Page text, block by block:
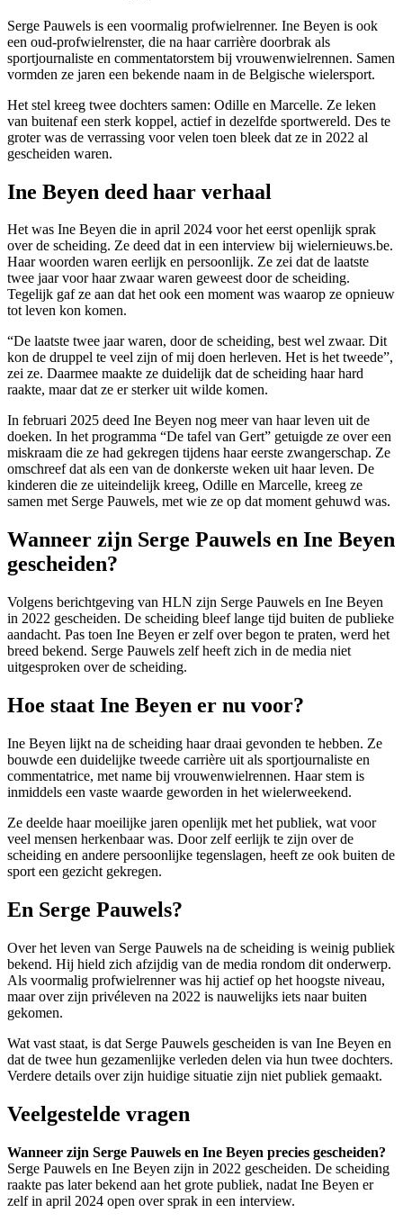
Serge Pauwels is een voormalig profwielrenner. Ine Beyen is ook
een oud-profwielrenster, die na haar carrière doorbrak als
sportjournaliste en commentatorstem bij vrouwenwielrennen. Samen
vormden ze jaren een bekende naam in de Belgische wielersport.
Het stel kreeg twee dochters samen: Odille en Marcelle. Ze leken
van buitenaf een sterk koppel, actief in dezelfde sportwereld. Des te
groter was de verrassing voor velen toen bleek dat ze in 2022 al
gescheiden waren.
Ine Beyen deed haar verhaal
Het was Ine Beyen die in april 2024 voor het eerst openlijk sprak
over de scheiding. Ze deed dat in een interview bij wielernieuws.be.
Haar woorden waren eerlijk en persoonlijk. Ze zei dat de laatste
twee jaar voor haar zwaar waren geweest door de scheiding.
Tegelijk gaf ze aan dat het ook een moment was waarop ze opnieuw
tot leven kon komen.
“De laatste twee jaar waren, door de scheiding, best wel zwaar. Dit
kon de druppel te veel zijn of mij doen herleven. Het is het tweede”,
zei ze. Daarmee maakte ze duidelijk dat de scheiding haar hard
raakte, maar dat ze er sterker uit wilde komen.
In februari 2025 deed Ine Beyen nog meer van haar leven uit de
doeken. In het programma “De tafel van Gert” getuigde ze over een
miskraam die ze had gekregen tijdens haar eerste zwangerschap. Ze
omschreef dat als een van de donkerste weken uit haar leven. De
kinderen die ze uiteindelijk kreeg, Odille en Marcelle, kreeg ze
samen met Serge Pauwels, met wie ze op dat moment gehuwd was.
Wanneer zijn Serge Pauwels en Ine Beyen
gescheiden?
Volgens berichtgeving van HLN zijn Serge Pauwels en Ine Beyen
in 2022 gescheiden. De scheiding bleef lange tijd buiten de publieke
aandacht. Pas toen Ine Beyen er zelf over begon te praten, werd het
breed bekend. Serge Pauwels zelf heeft zich in de media niet
uitgesproken over de scheiding.
Hoe staat Ine Beyen er nu voor?
Ine Beyen lijkt na de scheiding haar draai gevonden te hebben. Ze
bouwde een duidelijke tweede carrière uit als sportjournaliste en
commentatrice, met name bij vrouwenwielrennen. Haar stem is
inmiddels een vaste waarde geworden in het wielerweekend.
Ze deelde haar moeilijke jaren openlijk met het publiek, wat voor
veel mensen herkenbaar was. Door zelf eerlijk te zijn over de
scheiding en andere persoonlijke tegenslagen, heeft ze ook buiten de
sport een gezicht gekregen.
En Serge Pauwels?
Over het leven van Serge Pauwels na de scheiding is weinig publiek
bekend. Hij hield zich afzijdig van de media rondom dit onderwerp.
Als voormalig profwielrenner was hij actief op het hoogste niveau,
maar over zijn privéleven na 2022 is nauwelijks iets naar buiten
gekomen.
Wat vast staat, is dat Serge Pauwels gescheiden is van Ine Beyen en
dat de twee hun gezamenlijke verleden delen via hun twee dochters.
Verdere details over zijn huidige situatie zijn niet publiek gemaakt.
Veelgestelde vragen
Wanneer zijn Serge Pauwels en Ine Beyen precies gescheiden?
Serge Pauwels en Ine Beyen zijn in 2022 gescheiden. De scheiding
raakte pas later bekend aan het grote publiek, nadat Ine Beyen er
zelf in april 2024 open over sprak in een interview.